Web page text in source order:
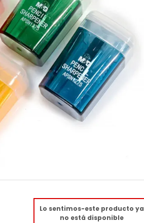
Lo sentimos-este producto ya
no está disponible